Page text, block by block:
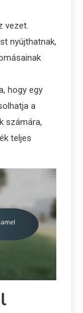
vezet.
nyújthatnak,
hogy egy
a
számára,
teljes